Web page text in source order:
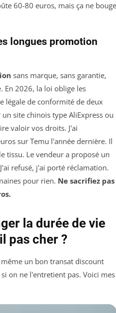
60-80 euros, mais ça ne bouge
longues promotion
sans marque, sans garantie,
En 2026, la loi oblige les
légale de conformité de deux
site chinois type AliExpress ou
valoir vos droits. J'ai
sur Temu l'année dernière. Il
tissu. Le vendeur a proposé un
refusé, j'ai porté réclamation.
pour rien. Ne sacrifiez pas
la durée de vie
pas cher ?
un bon transat discount
on ne l'entretient pas. Voici mes